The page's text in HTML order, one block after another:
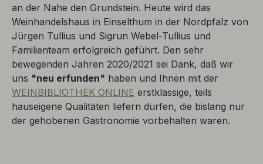
an der Nahe den Grundstein. Heute wird das
Weinhandelshaus in Einselthum in der Nordpfalz von
Jürgen Tullius und Sigrun Webel-Tullius und
Familienteam erfolgreich geführt. Den sehr
bewegenden Jahren 2020/2021 sei Dank, daß wir
uns "neu erfunden" haben und Ihnen mit der
WEINBIBLIOTHEK ONLINE erstklassige, teils
hauseigene Qualitäten liefern dürfen, die bislang nur
der gehobenen Gastronomie vorbehalten waren.